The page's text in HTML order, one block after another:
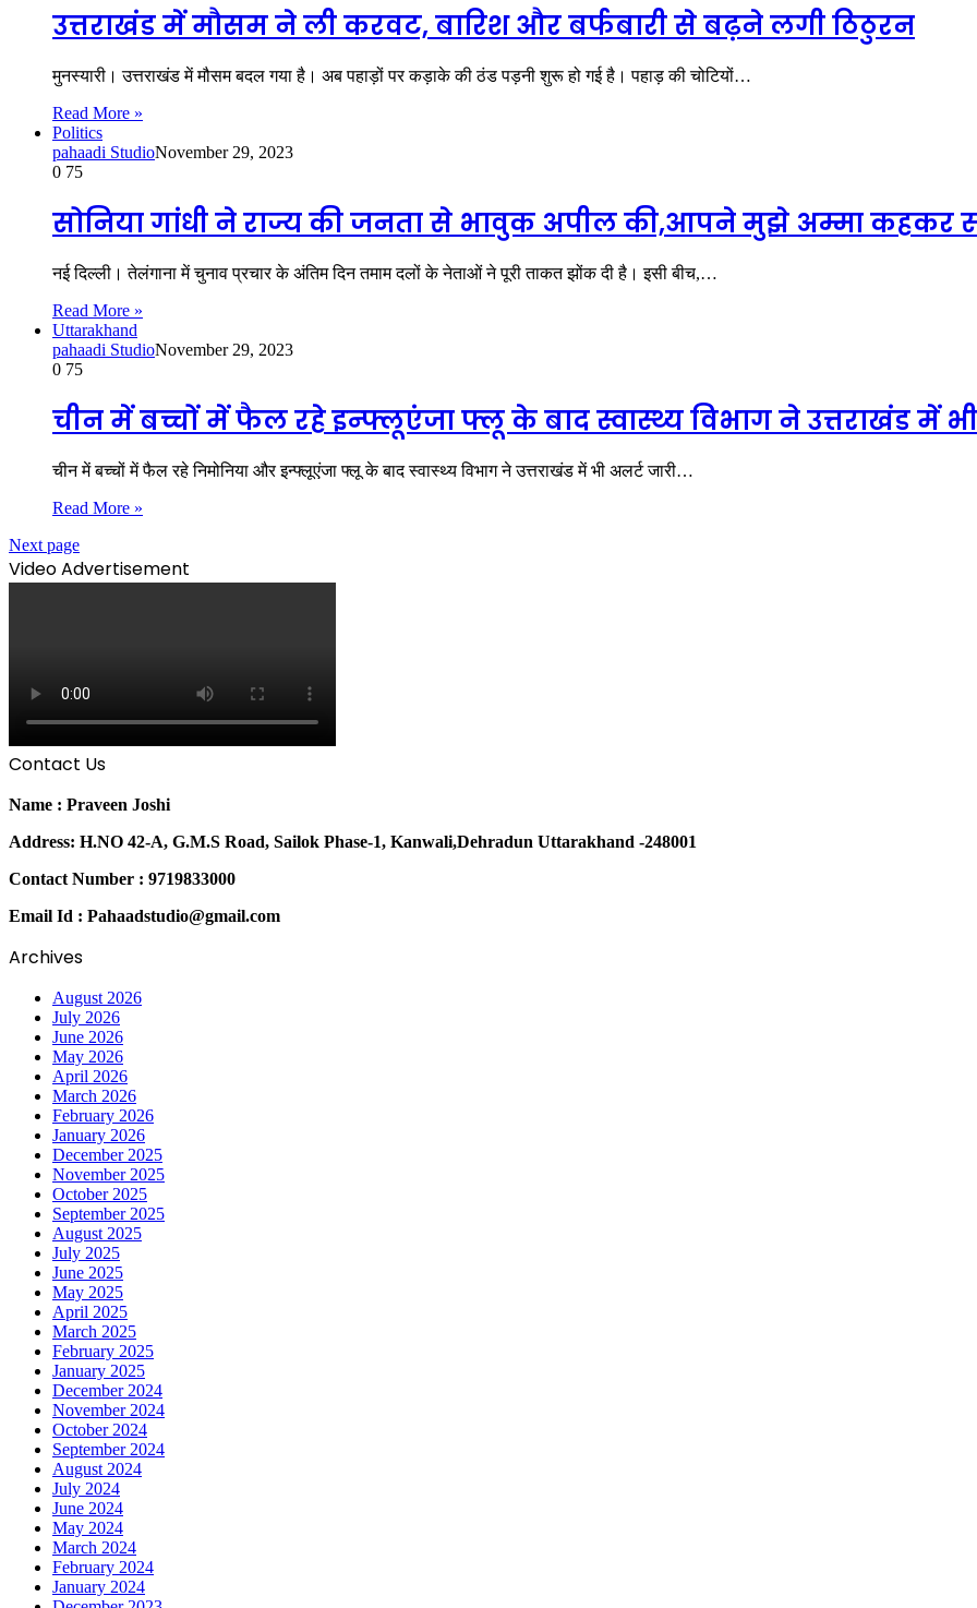
उत्तराखंड में मौसम ने ली करवट, बारिश और बर्फबारी से बढ़ने लगी ठिठुरन
मुनस्यारी। उत्तराखंड में मौसम बदल गया है। अब पहाड़ों पर कड़ाके की ठंड पड़नी शुरू हो गई है। पहाड़ की चोटियों…
Read More »
Politics
pahaadi StudioNovember 29, 2023
0 75
सोनिया गांधी ने राज्य की जनता से भावुक अपील की,आपने मुझे अम्मा कहकर
नई दिल्ली। तेलंगाना में चुनाव प्रचार के अंतिम दिन तमाम दलों के नेताओं ने पूरी ताकत झोंक दी है। इसी बीच,…
Read More »
Uttarakhand
pahaadi StudioNovember 29, 2023
0 75
चीन में बच्चों में फैल रहे इन्फ्लूएंजा फ्लू के बाद स्वास्थ्य विभाग ने उत्तराखंड में भी
चीन में बच्चों में फैल रहे निमोनिया और इन्फ्लूएंजा फ्लू के बाद स्वास्थ्य विभाग ने उत्तराखंड में भी अलर्ट जारी…
Read More »
Next page
Video Advertisement
Contact Us
Name : Praveen Joshi
Address: H.NO 42-A, G.M.S Road, Sailok Phase-1, Kanwali,Dehradun Uttarakhand -248001
Contact Number : 9719833000
Email Id : Pahaadstudio@gmail.com
Archives
August 2026
July 2026
June 2026
May 2026
April 2026
March 2026
February 2026
January 2026
December 2025
November 2025
October 2025
September 2025
August 2025
July 2025
June 2025
May 2025
April 2025
March 2025
February 2025
January 2025
December 2024
November 2024
October 2024
September 2024
August 2024
July 2024
June 2024
May 2024
March 2024
February 2024
January 2024